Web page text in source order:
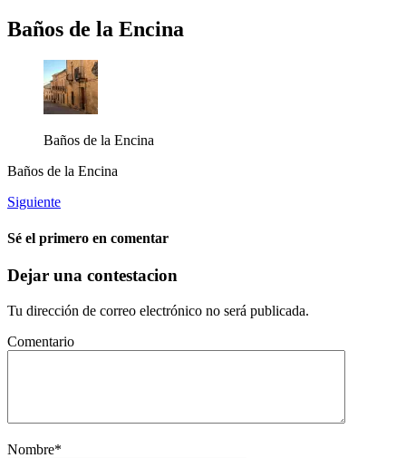
Baños de la Encina
Baños de la Encina
Baños de la Encina
Siguiente
Sé el primero en comentar
Dejar una contestacion
Tu dirección de correo electrónico no será publicada.
Comentario
Nombre*